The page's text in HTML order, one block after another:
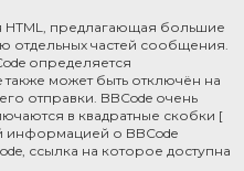
HTML, предлагающая большие
частей сообщения.
определяется
может быть отключён на
отправки. BBCode очень
в квадратные скобки [
информацией о BBCode
ссылка на которое доступна